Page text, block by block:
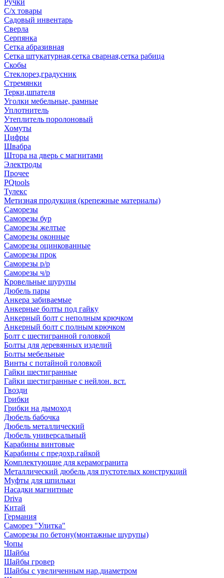
Ручки
С/х товары
Садовый инвентарь
Сверла
Серпянка
Сетка абразивная
Сетка штукатурная,сетка сварная,сетка рабица
Скобы
Стеклорез,градусник
Стремянки
Терки,шпателя
Уголки мебельные, рамные
Уплотнитель
Утеплитель поролоновый
Хомуты
Цифры
Швабра
Штора на дверь с магнитами
Электроды
Прочее
PQtools
Тулекс
Метизная продукция (крепежные материалы)
Саморезы
Саморезы бур
Саморезы желтые
Саморезы оконные
Саморезы оцинкованные
Саморезы прок
Саморезы р/р
Саморезы ч/р
Кровельные шурупы
Дюбель пары
Анкера забиваемые
Анкерные болты под гайку
Анкерный болт с неполным крючком
Анкерный болт с полным крючком
Болт с шестигранной головкой
Болты для деревянных изделий
Болты мебельные
Винты с потайной головкой
Гайки шестигранные
Гайки шестигранные с нейлон. вст.
Гвозди
Грибки
Грибки на дымоход
Дюбель бабочка
Дюбель металлический
Дюбель универсальный
Карабины винтовые
Карабины с предохр.гайкой
Комплектующие для керамогранита
Металлический дюбель для пустотелых конструкций
Муфты для шпильки
Насадки магнитные
Driva
Китай
Германия
Саморез "Улитка"
Саморезы по бетону(монтажные шурупы)
Чопы
Шайбы
Шайбы гровер
Шайбы с увеличенным нар.диаметром